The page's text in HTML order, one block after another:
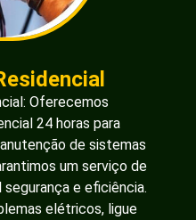
Oferecemos
24 horas para
de sistemas
um serviço de
e eficiência.
elétricos, ligue